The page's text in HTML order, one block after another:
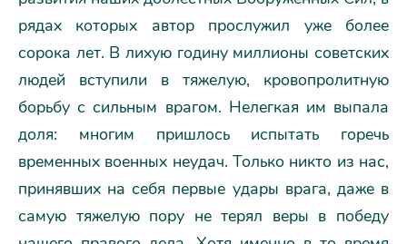
рядах которых автор прослужил уже более
сорока лет. В лихую годину миллионы советских
людей вступили в тяжелую, кровопролитную
борьбу с сильным врагом. Нелегкая им выпала
доля: многим пришлось испытать горечь
временных военных неудач. Только никто из нас,
принявших на себя первые удары врага, даже в
самую тяжелую пору не терял веры в победу